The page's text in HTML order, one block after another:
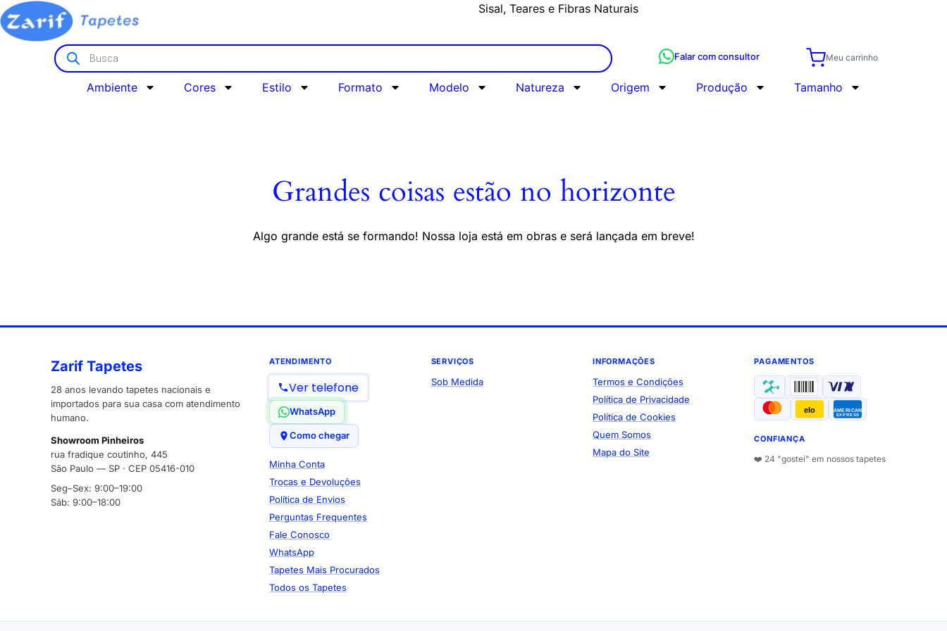
Sisal, Teares e Fibras Naturais
Meu carrinho
Falar com consultor
Ambiente Cores Estilo Formato Modelo Natureza Origem Produção Tamanho
Grandes coisas estão no horizonte
Algo grande está se formando! Nossa loja está em obras e será lançada em breve!
Zarif Tapetes
28 anos levando tapetes nacionais e
importados para sua casa com atendimento
humano.
Showroom Pinheiros
rua fradique coutinho, 445
São Paulo — SP · CEP 05416-010
Seg–Sex: 9:00–19:00
Sáb: 9:00–18:00
ATENDIMENTO
Ver telefone
WhatsApp
Como chegar
Minha Conta
Trocas e Devoluções
Política de Envios
Perguntas Frequentes
Fale Conosco
WhatsApp
Tapetes Mais Procurados
Todos os Tapetes
SERVIÇOS
Sob Medida
INFORMAÇÕES
Termos e Condições
Política de Privacidade
Política de Cookies
Quem Somos
Mapa do Site
PAGAMENTOS
elo AMERICAN
EXPRESS
CONFIANÇA
❤️ 24 "gostei" em nossos tapetes